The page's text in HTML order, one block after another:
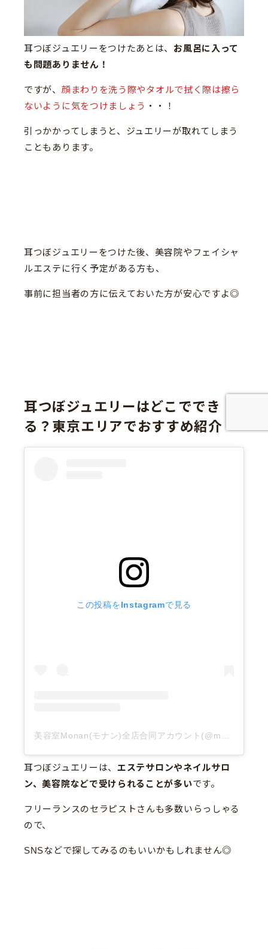
耳つぼジュエリーをつけたあとは、 お風呂に入って
も問題ありません！
ですが、 顔まわりを洗う際やタオルで拭く際は擦ら
ないように気をつけましょう ・・！
引っかかってしまうと、ジュエリーが取れてしまう
こともあります。
耳つぼジュエリーをつけた後、美容院やフェイシャ
ルエステに行く予定がある方も、
事前に担当者の方に伝えておいた方が安心ですよ◎
耳つぼジュエリーはどこででき
る？東京エリアでおすすめ紹介
この投稿をInstagramで見る
美容室Monan(モナン)全店合同アカウント(@monan_hairsalon)がシェアした投稿
耳つぼジュエリーは、 エステサロンやネイルサロ
ン、美容院などで受けられることが多いです。
フリーランスのセラピストさんも多数いらっしゃる
ので、
SNSなどで探してみるのもいいかもしれません◎